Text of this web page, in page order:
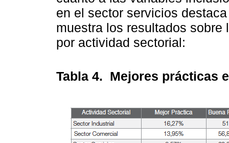
en el sector servicios
muestra los resultados
por actividad sectorial:
Tabla 4. Mejores prácticas